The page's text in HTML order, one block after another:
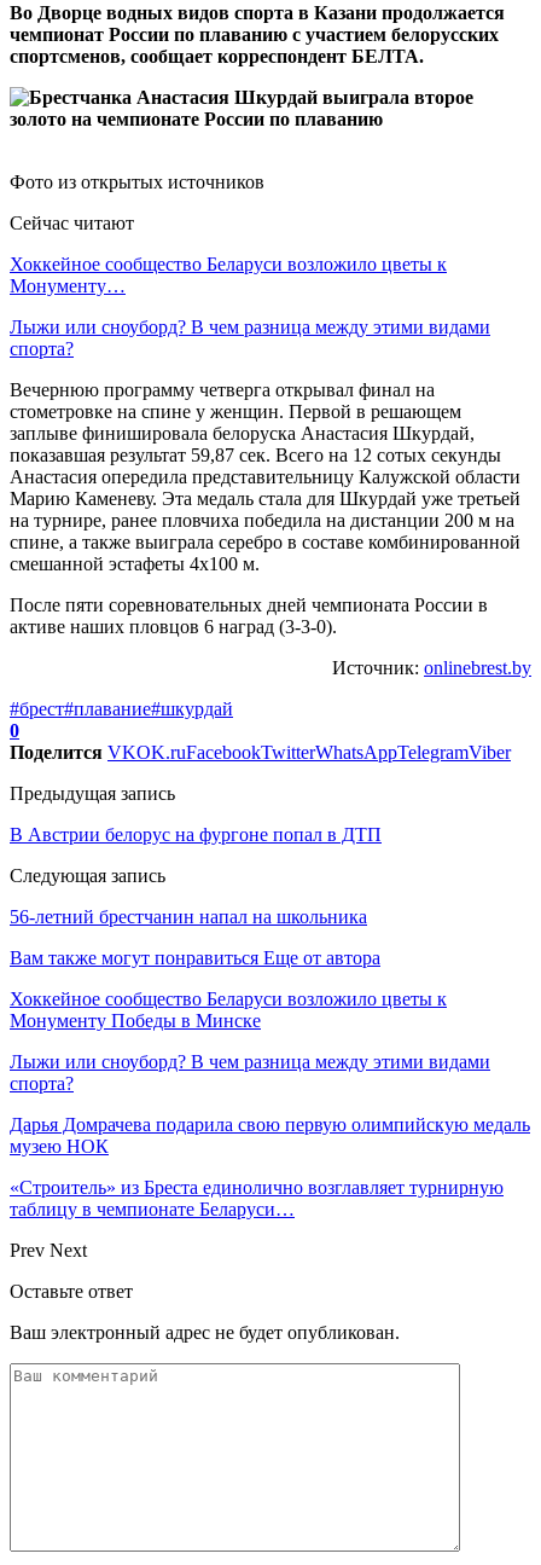
Во Дворце водных видов спорта в Казани продолжается
чемпионат России по плаванию с участием белорусских
спортсменов, сообщает корреспондент БЕЛТА.
Фото из открытых источников
Сейчас читают
Хоккейное сообщество Беларуси возложило цветы к
Монументу…
Лыжи или сноуборд? В чем разница между этими видами
спорта?
Вечернюю программу четверга открывал финал на
стометровке на спине у женщин. Первой в решающем
заплыве финишировала белоруска Анастасия Шкурдай,
показавшая результат 59,87 сек. Всего на 12 сотых секунды
Анастасия опередила представительницу Калужской области
Марию Каменеву. Эта медаль стала для Шкурдай уже третьей
на турнире, ранее пловчиха победила на дистанции 200 м на
спине, а также выиграла серебро в составе комбинированной
смешанной эстафеты 4х100 м.
После пяти соревновательных дней чемпионата России в
активе наших пловцов 6 наград (3-3-0).
Источник: onlinebrest.by
#брест#плавание#шкурдай
0
Поделится VKOK.ruFacebookTwitterWhatsAppTelegramViber
Предыдущая запись
В Австрии белорус на фургоне попал в ДТП
Следующая запись
56-летний брестчанин напал на школьника
Вам также могут понравиться Еще от автора
Хоккейное сообщество Беларуси возложило цветы к
Монументу Победы в Минске
Лыжи или сноуборд? В чем разница между этими видами
спорта?
Дарья Домрачева подарила свою первую олимпийскую медаль
музею НОК
«Строитель» из Бреста единолично возглавляет турнирную
таблицу в чемпионате Беларуси…
Prev Next
Оставьте ответ
Ваш электронный адрес не будет опубликован.